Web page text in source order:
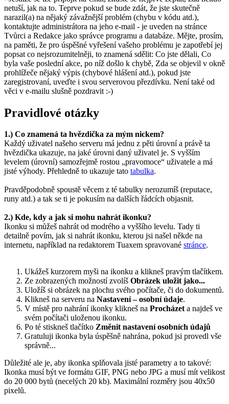
netuší, jak na to. Teprve pokud se bude zdát, že jste skutečně
narazil(a) na nějaký závažnější problém (chybu v kódu atd.),
kontaktujte administrátora na jeho e-mail - je uveden na stránce
Tvůrci a Redakce jako správce programu a databáze. Mějte, prosím,
na paměti, že pro úspěšné vyřešení vašeho problému je zapotřebí jej
popsat co nejsrozumitelněji, to znamená sdělit: Co jste dělali, Co
byla vaše poslední akce, po níž došlo k chybě, Zda se objevil v okně
prohlížeče nějaký výpis (chybové hlášení atd.), pokud jste
zaregistrovaní, uveďte i svou serverovou přezdívku. Není také od
věci v e-mailu slušně pozdravit :-)
Pravidlové otázky
1.) Co znamená ta hvězdička za mým nickem?
Každý uživatel našeho serveru má jednu z pěti úrovní a právě ta
hvězdička ukazuje, na jaké úrovni daný uživatel je. S vyšším
levelem (úrovní) samozřejmě rostou „pravomoce“ uživatele a má
jisté výhody. Přehledně to ukazuje tato tabulka.
Pravděpodobně spoustě věcem z té tabulky nerozumíš (reputace,
runy atd.) a tak se ti je pokusím na dalších řádcích objasnit.
2.) Kde, kdy a jak si mohu nahrát ikonku?
Ikonku si můžeš nahrát od modrého a vyššího levelu. Tady ti
detailně povím, jak si nahrát ikonku, kterou jsi našel někde na
internetu, například na redaktorem Tuaxem spravované stránce.
Ukážeš kurzorem myši na ikonku a klikneš pravým tlačítkem.
Ze zobrazených možností zvolíš Obrázek uložit jako...
Uložíš si obrázek na plochu svého počítače, či do dokumentů.
Klikneš na serveru na Nastavení – osobní údaje.
V místě pro nahrání ikonky klikneš na Procházeta najdeš ve
svém počítači uloženou ikonku.
Po té stiskneš tlačítko Změnit nastavení osobních údajů
Gratuluji ikonka byla úspěšně nahrána, pokud jsi provedl vše
správně...
Důležité ale je, aby ikonka splňovala jisté parametry a to takové:
Ikonka musí být ve formátu GIF, PNG nebo JPG a musí mít velikost
do 20 000 bytů (necelých 20 kb). Maximální rozměry jsou 40x50
pixelů.